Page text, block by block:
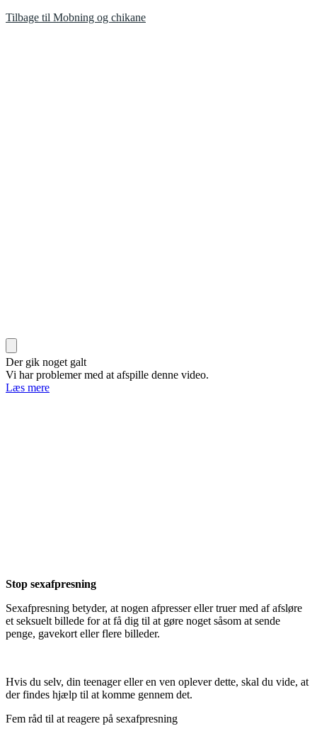
Tilbage til Mobning og chikane
Der gik noget galt
Vi har problemer med at afspille denne video.
Læs mere
Stop sexafpresning
Sexafpresning betyder, at nogen afpresser eller truer med af afsløre
et seksuelt billede for at få dig til at gøre noget såsom at sende
penge, gavekort eller flere billeder.
Hvis du selv, din teenager eller en ven oplever dette, skal du vide, at
der findes hjælp til at komme gennem det.
Fem råd til at reagere på sexafpresning